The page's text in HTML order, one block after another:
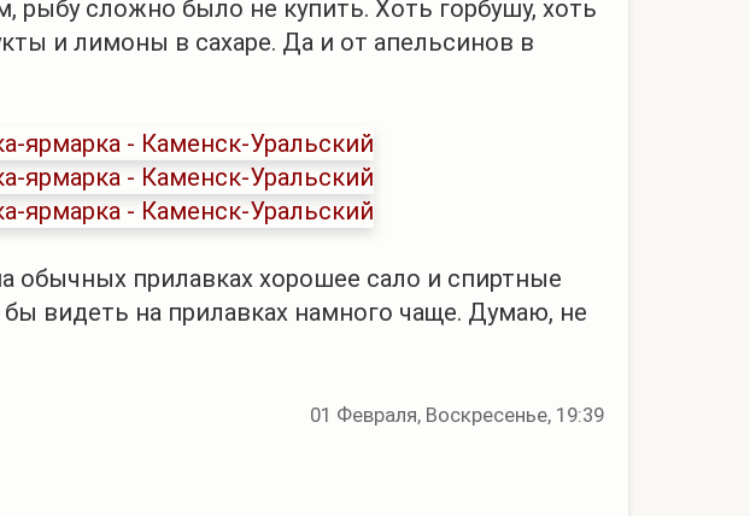
рыбу сложно было не купить. Хоть горбушу, хоть
и лимоны в сахаре. Да и от апельсинов в
обычных прилавках хорошее сало и спиртные
видеть на прилавках намного чаще. Думаю, не
01 Февраля, Воскресенье, 19:39